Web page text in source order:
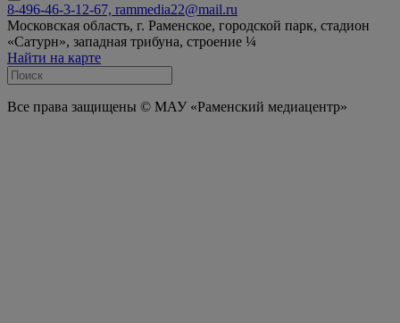
8-496-46-3-12-67, rammedia22@mail.ru
Московская область, г. Раменское, городской парк, стадион
«Сатурн», западная трибуна, строение ¼
Найти на карте
Все права защищены © МАУ «Раменский медиацентр»